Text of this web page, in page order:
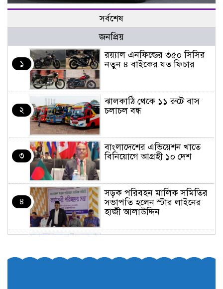
সর্বশেষ
জনপ্রিয়
১
র‌য়্যাল এনফিল্ডের ৩৫০ সিসির
নতুন ৪ বাইকের যত ফিচার
২
ঝালকাঠি থেকে ১১ রুটে বাস
চলাচল বন্ধ
৩
বাংলাদেশের এভিয়েশন খাতে
বিনিয়োগে আগ্রহী ১০ দেশ
৪
সড়ক পরিবহন মালিক সমিতির
সভাপতি হলেন স্টার লাইনের
হাজী আলাউদ্দিন